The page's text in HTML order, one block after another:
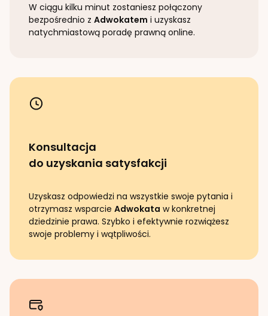
W ciągu kilku minut zostaniesz połączony
bezpośrednio z Adwokatem i uzyskasz
natychmiastową poradę prawną online.
Konsultacja
do uzyskania satysfakcji
Uzyskasz odpowiedzi na wszystkie swoje pytania i
otrzymasz wsparcie Adwokata w konkretnej
dziedzinie prawa. Szybko i efektywnie rozwiążesz
swoje problemy i wątpliwości.